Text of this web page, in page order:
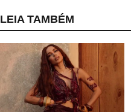
LEIA TAMBÉM